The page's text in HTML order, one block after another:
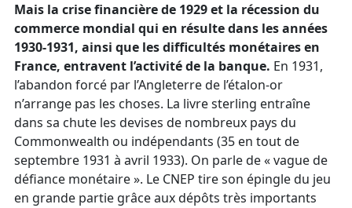
Mais la crise financière de 1929 et la récession du
commerce mondial qui en résulte dans les années
1930-1931, ainsi que les difficultés monétaires en
France, entravent l’activité de la banque. En 1931,
l’abandon forcé par l’Angleterre de l’étalon-or
n’arrange pas les choses. La livre sterling entraîne
dans sa chute les devises de nombreux pays du
Commonwealth ou indépendants (35 en tout de
septembre 1931 à avril 1933). On parle de « vague de
défiance monétaire ». Le CNEP tire son épingle du jeu
en grande partie grâce aux dépôts très importants